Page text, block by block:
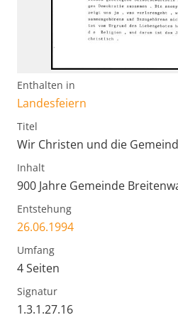
Enthalten in
Landesfeiern
Titel
Wir Christen und die
Inhalt
900 Jahre Gemeinde
Entstehung
26.06.1994
Umfang
4 Seiten
Signatur
1.3.1.27.16